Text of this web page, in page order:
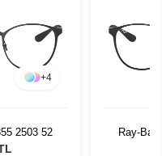
+4
2503 52 Ray-Ban